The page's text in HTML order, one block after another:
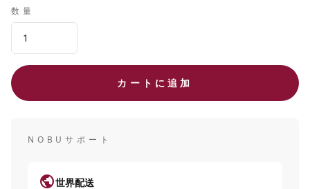
数量
カートに追加
NOBUサポート
public世界配送